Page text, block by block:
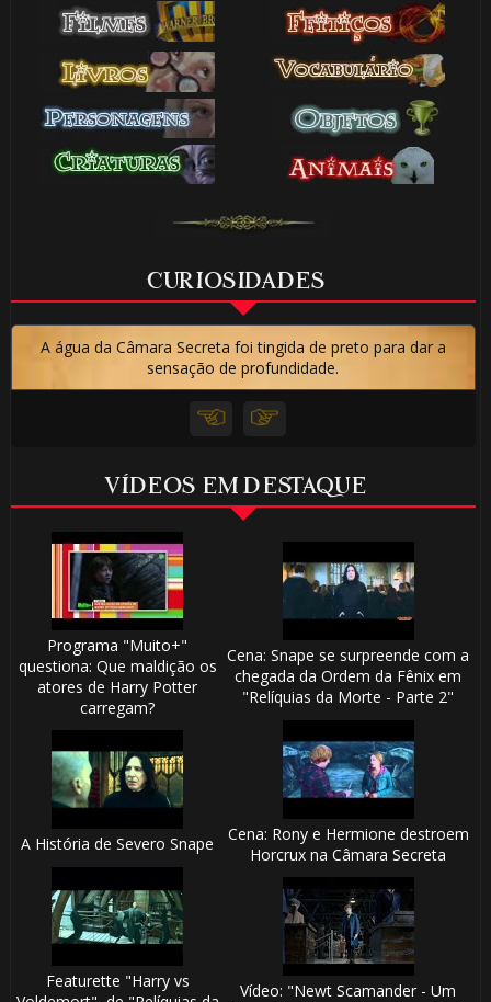
CURIOSIDADES
A água da Câmara Secreta foi tingida de preto para dar a
sensação de profundidade.
VÍDEOS EM DESTAQUE
Programa "Muito+"
questiona: Que maldição os
atores de Harry Potter
carregam?
Cena: Snape se surpreende com a
chegada da Ordem da Fênix em
"Relíquias da Morte - Parte 2"
A História de Severo Snape
Cena: Rony e Hermione destroem
Horcrux na Câmara Secreta
Featurette "Harry vs
Vídeo: "Newt Scamander - Um